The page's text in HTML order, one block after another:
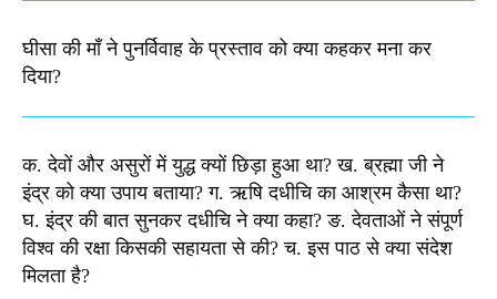
घीसा की माँ ने पुनर्विवाह के प्रस्ताव को क्या कहकर मना कर
दिया?
क. देवों और असुरों में युद्ध क्यों छिड़ा हुआ था? ख. ब्रह्मा जी ने
इंद्र को क्या उपाय बताया? ग. ऋषि दधीचि का आश्रम कैसा था?
घ. इंद्र की बात सुनकर दधीचि ने क्या कहा? ङ. देवताओं ने संपूर्ण
विश्व की रक्षा किसकी सहायता से की? च. इस पाठ से क्या संदेश
मिलता है?​